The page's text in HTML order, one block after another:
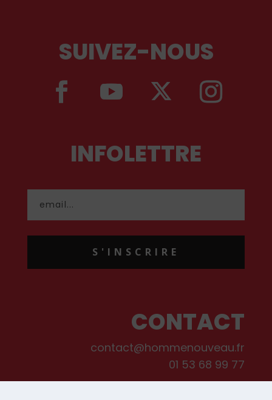
SUIVEZ-NOUS
INFOLETTRE
S'INSCRIRE
CONTACT
contact@hommenouveau.fr
01 53 68 99 77